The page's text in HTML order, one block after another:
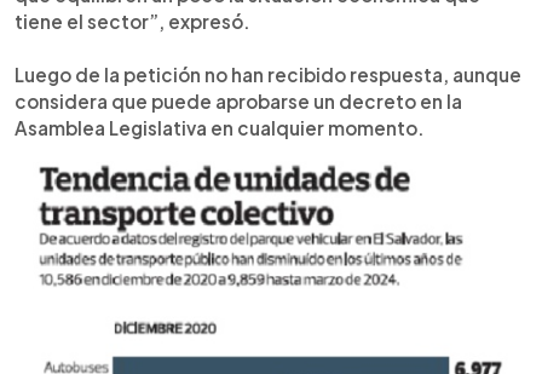
tiene el sector”, expresó.
Luego de la petición no han recibido respuesta, aunque
considera que puede aprobarse un decreto en la
Asamblea Legislativa en cualquier momento.